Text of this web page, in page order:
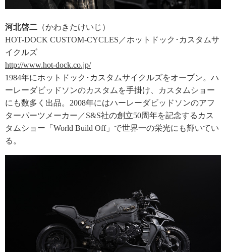
河北啓二 （かわきたけいじ）
HOT-DOCK CUSTOM-CYCLES／ホットドック･カスタムサ
イクルズ
http://www.hot-dock.co.jp/
1984年にホットドック･カスタムサイクルズをオープン。ハ
ーレーダビッドソンのカスタムを手掛け、カスタムショー
にも数多く出品。2008年にはハーレーダビッドソンのアフ
ターパーツメーカー／S&S社の創立50周年を記念するカス
タムショー「World Build Off」で世界一の栄光にも輝いてい
る。